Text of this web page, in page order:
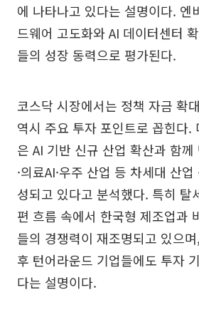
에 나타나고 있다는 설명이다. 엔
드웨어 고도화와 AI 데이터센터
들의 성장 동력으로 평가된다.
코스닥 시장에서는 정책 자금 확
역시 주요 투자 포인트로 꼽힌다.
은 AI 기반 신규 산업 확산과 함께
·의료AI·우주 산업 등 차세대 산
성되고 있다고 분석했다. 특히 탈
편 흐름 속에서 한국형 제조업과
들의 경쟁력이 재조명되고 있으
후 턴어라운드 기업들에도 투자
다는 설명이다.